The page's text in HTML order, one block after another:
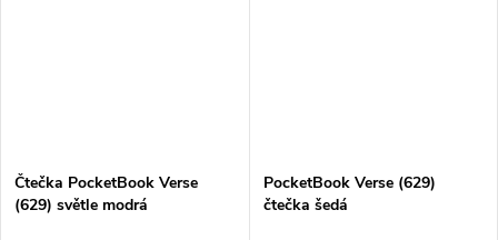
Čtečka PocketBook Verse
(629) světle modrá
PocketBook Verse (629)
čtečka šedá